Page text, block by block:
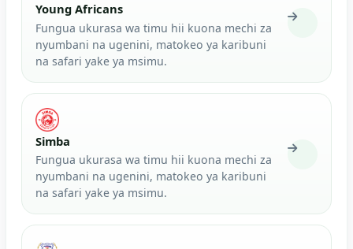
Young Africans
Fungua ukurasa wa timu hii kuona mechi za
nyumbani na ugenini, matokeo ya karibuni
na safari yake ya msimu.
Simba
Fungua ukurasa wa timu hii kuona mechi za
nyumbani na ugenini, matokeo ya karibuni
na safari yake ya msimu.